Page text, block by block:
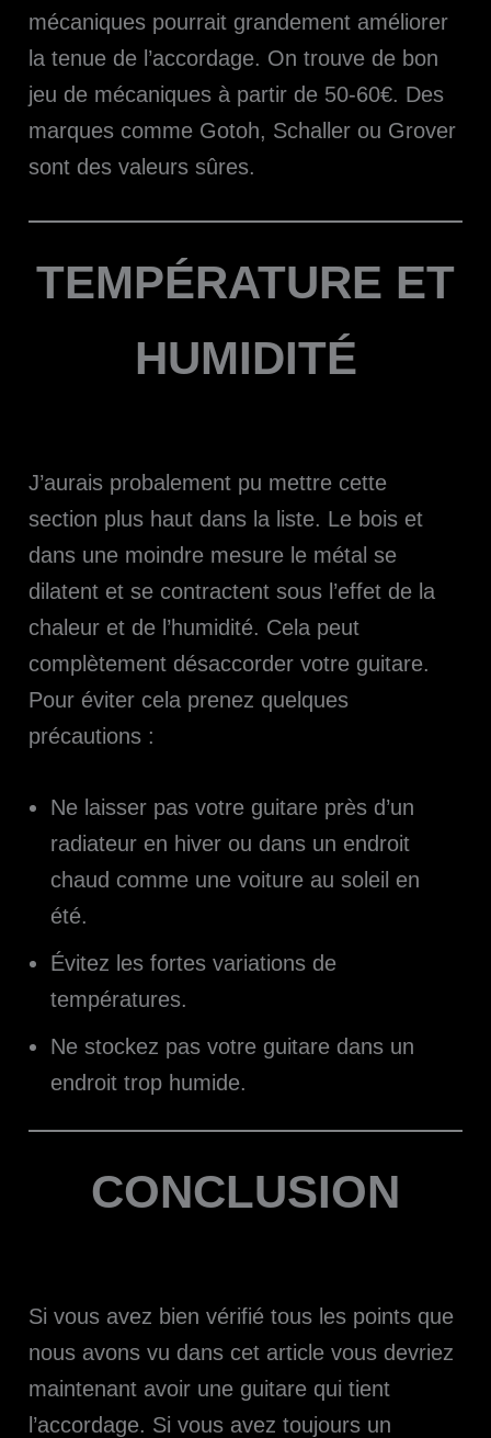
mécaniques pourrait grandement améliorer
la tenue de l’accordage. On trouve de bon
jeu de mécaniques à partir de 50-60€. Des
marques comme Gotoh, Schaller ou Grover
sont des valeurs sûres.
TEMPÉRATURE ET
HUMIDITÉ
J’aurais probalement pu mettre cette
section plus haut dans la liste. Le bois et
dans une moindre mesure le métal se
dilatent et se contractent sous l’effet de la
chaleur et de l’humidité. Cela peut
complètement désaccorder votre guitare.
Pour éviter cela prenez quelques
précautions :
Ne laisser pas votre guitare près d’un
radiateur en hiver ou dans un endroit
chaud comme une voiture au soleil en
été.
Évitez les fortes variations de
températures.
Ne stockez pas votre guitare dans un
endroit trop humide.
CONCLUSION
Si vous avez bien vérifié tous les points que
nous avons vu dans cet article vous devriez
maintenant avoir une guitare qui tient
l’accordage. Si vous avez toujours un